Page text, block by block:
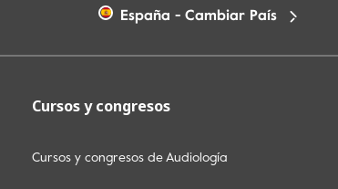
España - Cambiar País
Cursos y congresos
Cursos y congresos de Audiología